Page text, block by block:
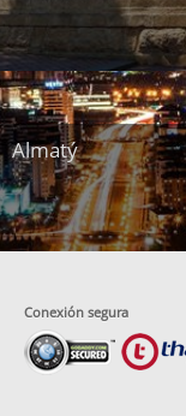
Almatý
Conexión segura